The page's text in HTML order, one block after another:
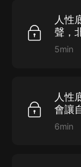
一個人最好的
人性
聲，
5min
人性
會讓
6min